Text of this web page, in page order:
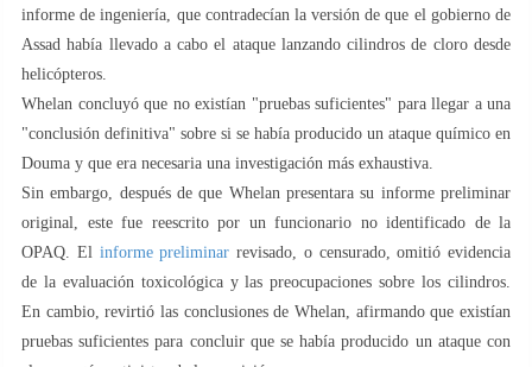
informe de ingeniería, que contradecían la versión de que el gobierno de
Assad había llevado a cabo el ataque lanzando cilindros de cloro desde
helicópteros.
Whelan concluyó que no existían "pruebas suficientes" para llegar a una
"conclusión definitiva" sobre si se había producido un ataque químico en
Douma y que era necesaria una investigación más exhaustiva.
Sin embargo, después de que Whelan presentara su informe preliminar
original, este fue reescrito por un funcionario no identificado de la
OPAQ. El informe preliminar revisado, o censurado, omitió evidencia
de la evaluación toxicológica y las preocupaciones sobre los cilindros.
En cambio, revirtió las conclusiones de Whelan, afirmando que existían
pruebas suficientes para concluir que se había producido un ataque con